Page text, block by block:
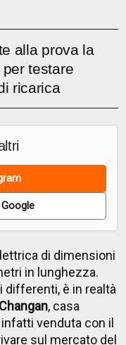
alla prova la
testare
ricarica
di dimensioni
in lunghezza.
differenti, è in realtà
Changan, casa
venduta con il
sul mercato del